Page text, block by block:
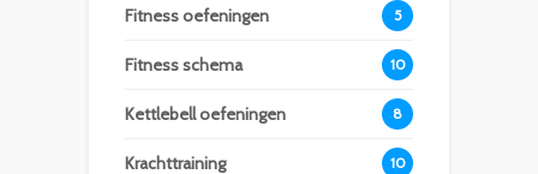
Fitness oefeningen 5
Fitness schema 10
Kettlebell oefeningen 8
Krachttraining 10